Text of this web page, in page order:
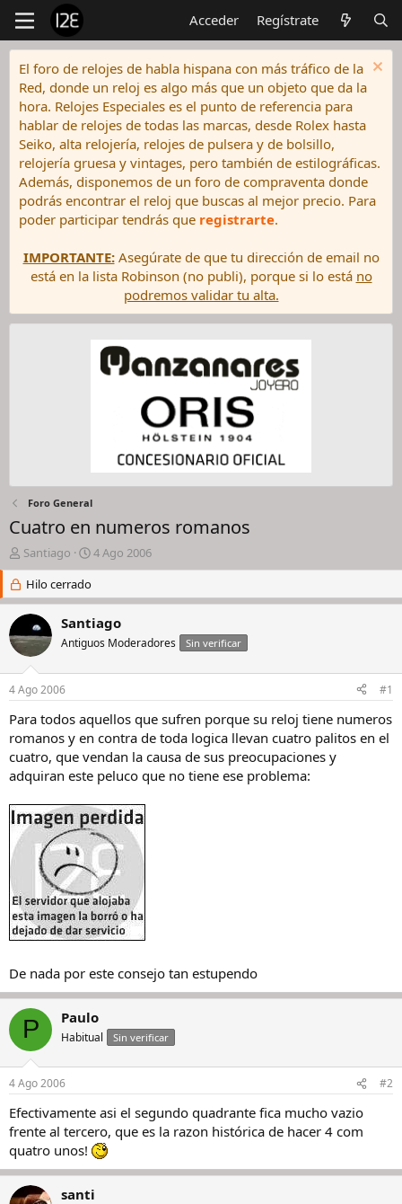
Acceder Regístrate
El foro de relojes de habla hispana con más tráfico de la
Red, donde un reloj es algo más que un objeto que da la
hora. Relojes Especiales es el punto de referencia para
hablar de relojes de todas las marcas, desde Rolex hasta
Seiko, alta relojería, relojes de pulsera y de bolsillo,
relojería gruesa y vintages, pero también de estilográficas.
Además, disponemos de un foro de compraventa donde
podrás encontrar el reloj que buscas al mejor precio. Para
poder participar tendrás que registrarte.
IMPORTANTE:Asegúrate de que tu dirección de email no
está en la lista Robinson (no publi), porque si lo está no
podremos validar tu alta.
Foro General
Cuatro en numeros romanos
I
n
c
i
a
d
o
d
e
l
h
i
l
Santiago
F
e
h
a
d
e
i
c
i
o
4 Ago 2006
Hilo cerrado
Santiago
Antiguos Moderadores Sin verificar
4 Ago 2006 #1
Para todos aquellos que sufren porque su reloj tiene numeros
romanos y en contra de toda logica llevan cuatro palitos en el
cuatro, que vendan la causa de sus preocupaciones y
adquiran este peluco que no tiene ese problema:
De nada por este consejo tan estupendo
P Paulo
Habitual Sin verificar
4 Ago 2006 #2
Efectivamente asi el segundo quadrante fica mucho vazio
frente al tercero, que es la razon histórica de hacer 4 com
quatro unos!
santi